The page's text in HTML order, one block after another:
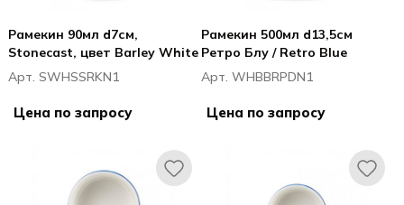
Рамекин 90мл d7см,
Stonecast, цвет Barley White
Арт. SWHSSRKN1
Цена по запросу
Рамекин 500мл d13,5см
Ретро Блу / Retro Blue
Арт. WHBBRPDN1
Цена по запросу